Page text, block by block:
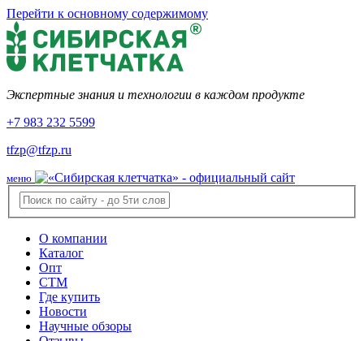
Перейти к основному содержимому
Экспертные знания и технологии в каждом продукте
+7 983 232 5599
tfzp@tfzp.ru
меню
О компании
Каталог
Опт
СТМ
Где купить
Новости
Научные обзоры